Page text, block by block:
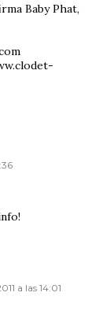
Baby Phat,
a las 14:01